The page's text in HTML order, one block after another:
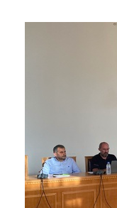
ΤΟΠΟΣ